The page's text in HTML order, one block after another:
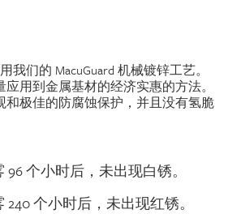
我们的 MacuGuard 机械镀锌工艺。
用到金属基材的经济实惠的方法。
和极佳的防腐蚀保护，并且没有氢脆
个小时后，未出现白锈。
个小时后，未出现红锈。